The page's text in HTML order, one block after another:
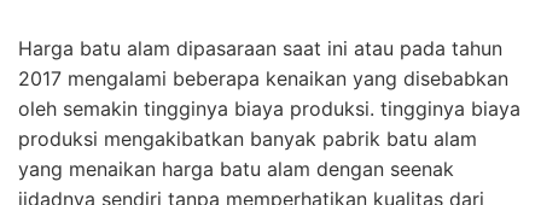
Harga batu alam dipasaraan saat ini atau pada tahun
2017 mengalami beberapa kenaikan yang disebabkan
oleh semakin tingginya biaya produksi. tingginya biaya
produksi mengakibatkan banyak pabrik batu alam
yang menaikan harga batu alam dengan seenak
jidadnya sendiri tanpa memperhatikan kualitas dari